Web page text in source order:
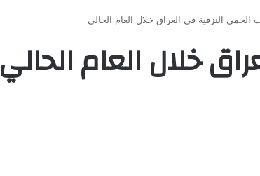
الحمى النزفية في العراق خلال العام الحالي
خلال العام الحالي